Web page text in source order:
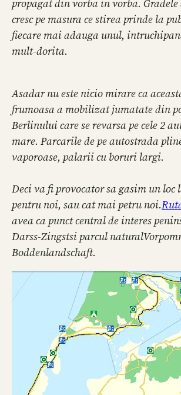
propagat din vorba in vorba.
cresc pe masura ce stirea prinde la
fiecare mai adauga unul,
mult-dorita.
Asadar nu este nicio mirare ca
frumoasa a mobilizat jumatate din
Berlinului care se revarsa pe cele 2
mare. Parcarile de pe autostrada
vaporoase, palarii cu boruri largi.
Deci va fi provocator sa gasim un loc
pentru noi, sau cat mai petru noi.
avea ca punct central de interes
Darss-Zingstsi parcul natural
Boddenlandschaft.